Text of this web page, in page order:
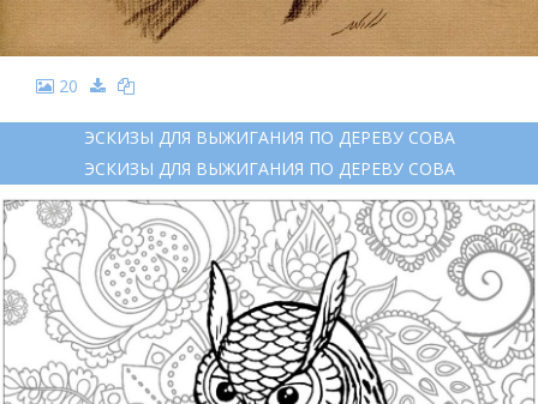
20
ЭСКИЗЫ ДЛЯ ВЫЖИГАНИЯ ПО ДЕРЕВУ СОВА
ЭСКИЗЫ ДЛЯ ВЫЖИГАНИЯ ПО ДЕРЕВУ СОВА